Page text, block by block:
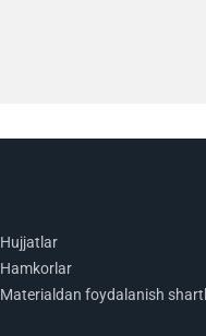
Hujjatlar
Hamkorlar
Materialdan foydalanish